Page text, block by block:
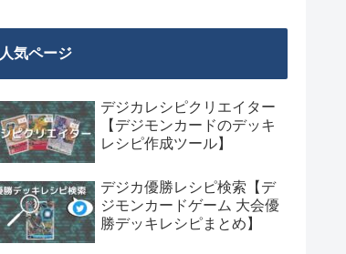
人気ページ
デジカレシピクリエイター
【デジモンカードのデッキ
レシピ作成ツール】
デジカ優勝レシピ検索【デ
ジモンカードゲーム 大会優
勝デッキレシピまとめ】